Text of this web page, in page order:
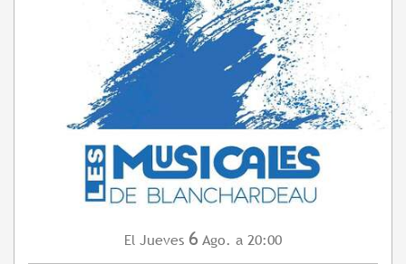
El Jueves 6 Ago. a 20:00